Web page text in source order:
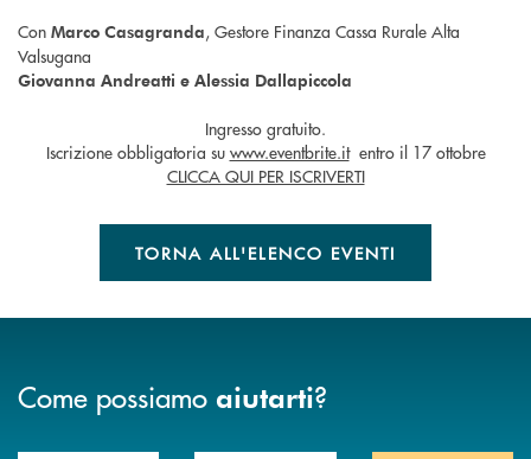
Con Marco Casagranda, Gestore Finanza Cassa Rurale Alta
Valsugana
Giovanna Andreatti e Alessia Dallapiccola
Ingresso gratuito.
Iscrizione obbligatoria su www.eventbrite.itentro il 17 ottobre
CLICCA QUI PER ISCRIVERTI
TORNA ALL'ELENCO EVENTI
Come possiamo aiutarti?